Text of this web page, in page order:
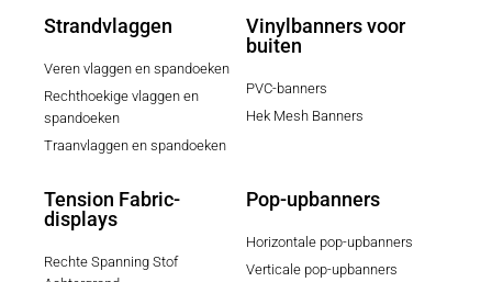
Strandvlaggen
Veren vlaggen en spandoeken
Rechthoekige vlaggen en
spandoeken
Traanvlaggen en spandoeken
Vinylbanners voor
buiten
PVC-banners
Hek Mesh Banners
Tension Fabric-
displays
Rechte Spanning Stof
Pop-upbanners
Horizontale pop-upbanners
Verticale pop-upbanners